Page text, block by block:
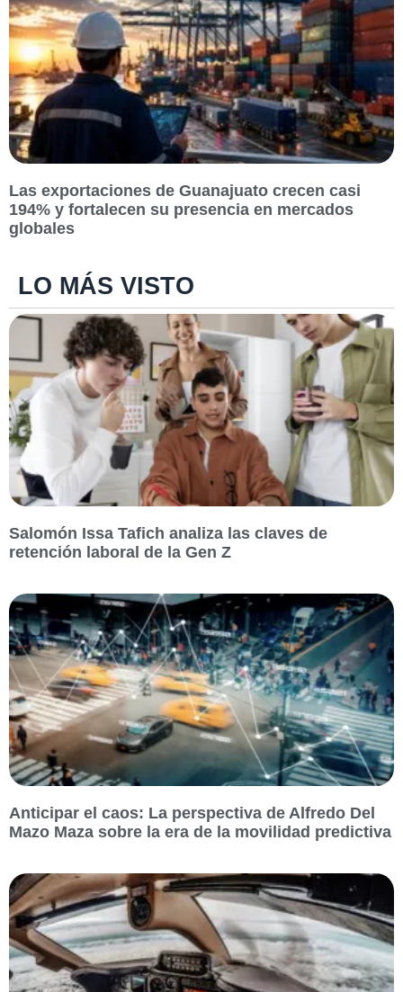
Las exportaciones de Guanajuato crecen casi
194% y fortalecen su presencia en mercados
globales
LO MÁS VISTO
Salomón Issa Tafich analiza las claves de
retención laboral de la Gen Z
Anticipar el caos: La perspectiva de Alfredo Del
Mazo Maza sobre la era de la movilidad predictiva